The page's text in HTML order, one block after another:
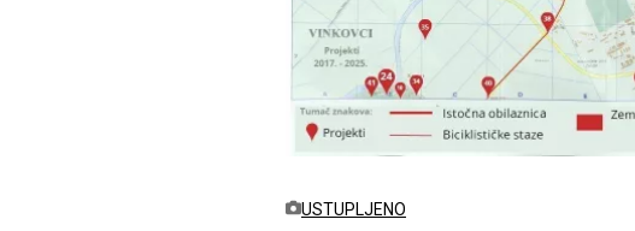
USTUPLJENO